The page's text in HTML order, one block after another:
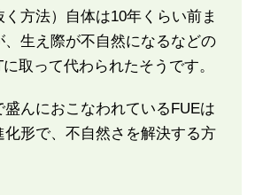
方法）自体は10年くらい前ま
、生え際が不自然になるなどの
取って代わられたそうです。
んにおこなわれているFUEは
化形で、不自然さを解決する方